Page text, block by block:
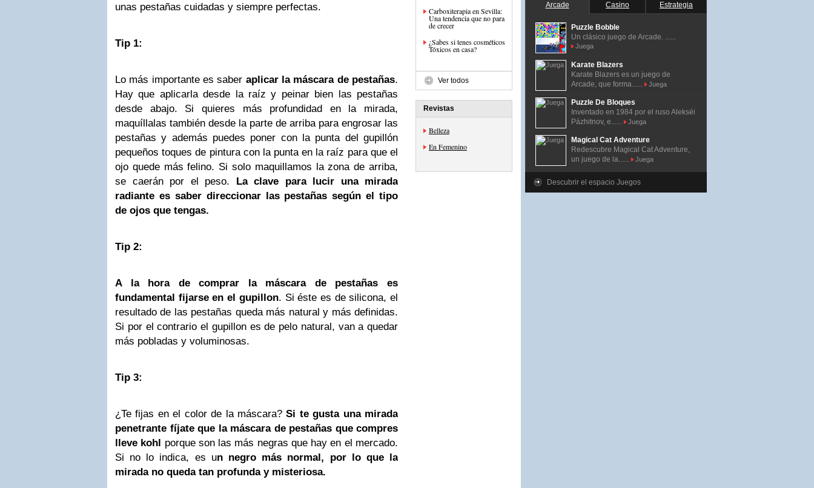
unas pestañas cuidadas y siempre perfectas.
Tip 1:
Lo más importante es saber aplicar la máscara de pestañas.
Hay que aplicarla desde la raíz y peinar bien las pestañas
desde abajo. Si quieres más profundidad en la mirada,
maquíllalas también desde la parte de arriba para engrosar las
pestañas y además puedes poner con la punta del gupillón
pequeños toques de pintura con la punta en la raíz para que el
ojo quede más felino. Si solo maquillamos la zona de arriba,
se caerán por el peso. La clave para lucir una mirada
radiante es saber direccionar las pestañas según el tipo
de ojos que tengas.
Tip 2:
A la hora de comprar la máscara de pestañas es
fundamental fijarse en el gupillon. Si éste es de silicona, el
resultado de las pestañas queda más natural y más definidas.
Si por el contrario el gupillon es de pelo natural, van a quedar
más pobladas y voluminosas.
Tip 3:
¿Te fijas en el color de la máscara?Si te gusta una mirada
penetrante fíjate que la máscara de pestañas que compres
lleve kohl porque son las más negras que hay en el mercado.
Si no lo indica, es un negro más normal, por lo que la
mirada no queda tan profunda y misteriosa.
Carboxiterapia en Sevilla:
Una tendencia que no para
de crecer
¿Sabes si tenes cosméticos
Tóxicos en casa?
Ver todos
Revistas
Belleza
En Femenino
Arcade Casino Estrategia
Puzzle Bobble
Un clásico juego de Arcade. ......
Juega
Karate Blazers
Karate Blazers es un juego de
Arcade, que forma......
Juega
Puzzle De Bloques
Inventado en 1984 por el ruso Alekséi
Pázhitnov, e......
Juega
Magical Cat Adventure
Redescubre Magical Cat Adventure,
un juego de la......
Juega
Descubrir el espacio Juegos